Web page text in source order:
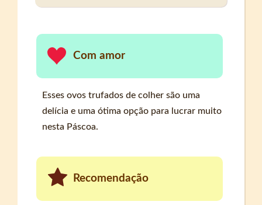
Com amor
Esses ovos trufados de colher são uma
delícia e uma ótima opção para lucrar muito
nesta Páscoa.
Recomendação